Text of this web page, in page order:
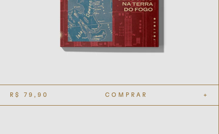
R$ 79,90 COMPRAR +